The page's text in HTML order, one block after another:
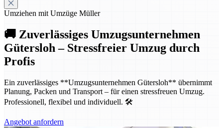
Umziehen mit Umzüge Müller
🚚 Zuverlässiges Umzugsunternehmen
Gütersloh – Stressfreier Umzug durch
Profis
Ein zuverlässiges **Umzugsunternehmen Gütersloh** übernimmt
Planung, Packen und Transport – für einen stressfreuen Umzug.
Professionell, flexibel und individuell. 🛠️
Angebot anfordern